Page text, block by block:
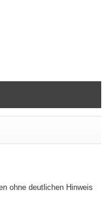
ohne deutlichen Hinweis